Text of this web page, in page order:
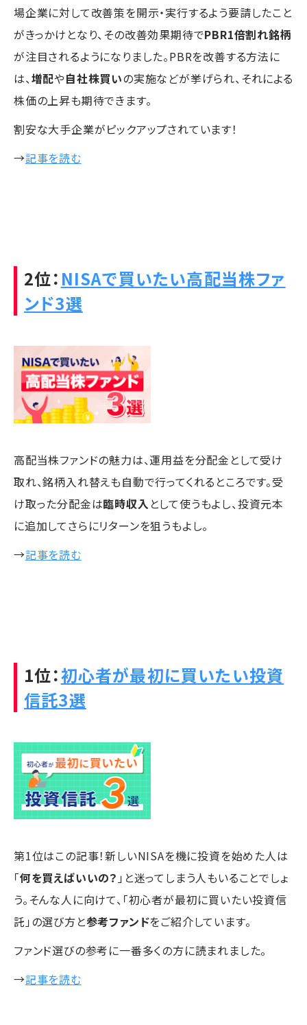
場企業に対して改善策を開示・実行するよう要請したこと
がきっかけとなり、その改善効果期待でPBR1倍割れ銘柄
が注目されるようになりました。PBRを改善する方法に
は、増配や自社株買いの実施などが挙げられ、それによる
株価の上昇も期待できます。
割安な大手企業がピックアップされています！
→記事を読む
2位： NISAで買いたい高配当株ファ
ンド3選
高配当株ファンドの魅力は、運用益を分配金として受け
取れ、銘柄入れ替えも自動で行ってくれるところです。受
け取った分配金は臨時収入 として使うもよし、投資元本
に追加してさらにリターンを狙うもよし。
→記事を読む
1位：初心者が最初に買いたい投資
信託3選
第1位はこの記事！新しいNISAを機に投資を始めた人は
「何を買えばいいの？ 」と迷ってしまう人もいることでしょ
う。そんな人に向けて、「初心者が最初に買いたい投資信
託」の選び方と参考ファンドをご紹介しています。
ファンド選びの参考に一番多くの方に読まれました。
→記事を読む